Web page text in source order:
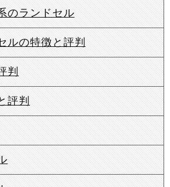
のランドセル
ルの特徴と評判
判
評判